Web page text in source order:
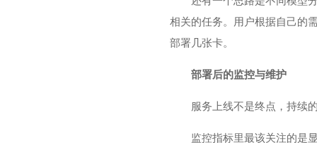
相关的任务。用户根据自己的
部署几张卡。
部署后的监控与维护
服务上线不是终点，持续
监控指标里最该关注的是